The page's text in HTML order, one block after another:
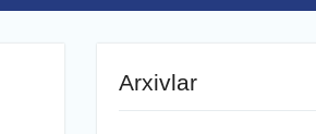
Arxivlar